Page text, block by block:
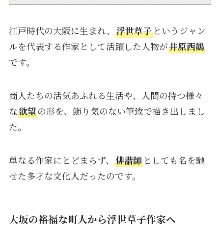
江戸時代の大阪に生まれ、 浮世草子というジャン
ルを代表する作家として活躍した人物が井原西鶴
です。
商人たちの活気あふれる生活や、人間の持つ様々
な欲望の形を、飾り気のない筆致で描き出しまし
た。
単なる作家にとどまらず、 俳諧師としても名を馳
せた多才な文化人だったのです。
大坂の裕福な町人から浮世草子作家へ